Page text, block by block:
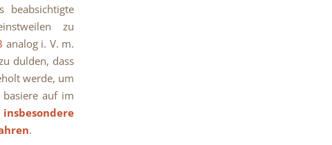
beabsichtigte
zu
analog i. V. m.
dulden, dass
werde, um
basiere auf im
.